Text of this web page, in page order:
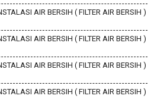
AIR BERSIH ( FILTER AIR BERSIH )
AIR BERSIH ( FILTER AIR BERSIH )
AIR BERSIH ( FILTER AIR BERSIH )
AIR BERSIH ( FILTER AIR BERSIH )